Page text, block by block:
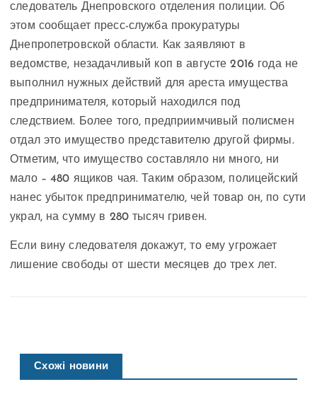
следователь Днепровского отделения полиции. Об
этом сообщает пресс-служба прокуратуры
Днепропетровской области. Как заявляют в
ведомстве, незадачливый коп в августе 2016 года не
выполнил нужных действий для ареста имущества
предпринимателя, который находился под
следствием. Более того, предприимчивый полисмен
отдал это имущество представителю другой фирмы.
Отметим, что имущество составляло ни много, ни
мало – 480 ящиков чая. Таким образом, полицейский
нанес убыток предпринимателю, чей товар он, по сути
украл, на сумму в 280 тысяч гривен.
Если вину следователя докажут, то ему угрожает
лишение свободы от шести месяцев до трех лет.
Схожі новини